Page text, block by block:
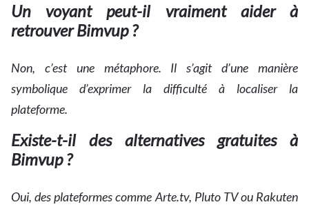
Un voyant peut-il vraiment aider à
retrouver Bimvup ?
Non, c’est une métaphore. Il s’agit d’une manière
symbolique d’exprimer la difficulté à localiser la
plateforme.
Existe-t-il des alternatives gratuites à
Bimvup ?
Oui, des plateformes comme Arte.tv, Pluto TV ou Rakuten